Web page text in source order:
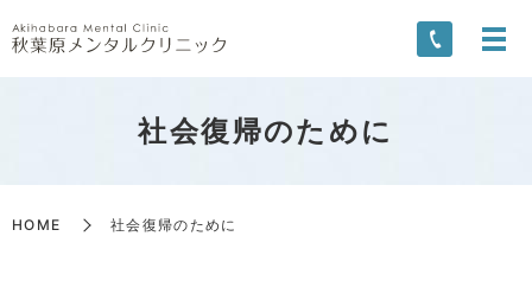
社会復帰のために
HOME 社会復帰のために